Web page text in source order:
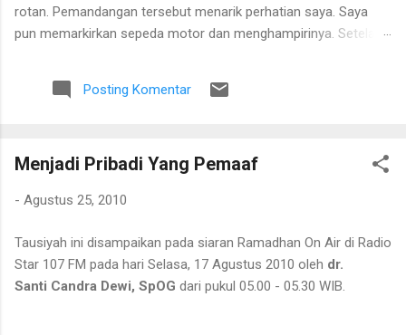
rotan. Pemandangan tersebut menarik perhatian saya. Saya
pun memarkirkan sepeda motor dan menghampirinya. Setelah
proses pengolahan rotan hingga menjadi bahan baku tikar
anyaman. Di tangan masyarakat setempat, rotan berduri yang
ekonomi. Bapak tersebut bercerita bahwa rotan yang sedang
rotan. Tanaman itu diperkirakan telah berusia sekitar sepuluh
untuk ditarik dan dipanen. Menurutnya, sebelum menarik rotan,
duri-duri pada bagian batang yang akan dipegang harus
dibersihkan terlebih dahulu. Setelah bagian tersebut aman,
Posting Komentar
Menjadi Pribadi Yang Pemaaf
- Agustus 25, 2010
Tausiyah ini disampaikan pada siaran Ramadhan On Air di Radio
Star 107 FM pada hari Selasa, 17 Agustus 2010 oleh dr.
Santi Candra Dewi, SpOG dari pukul 05.00 - 05.30 WIB.